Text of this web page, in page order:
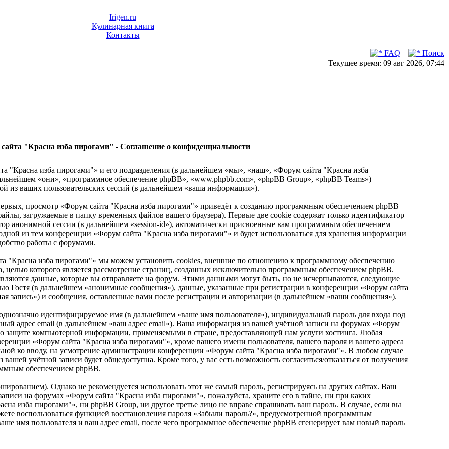
Irigen.ru
Кулинарная книга
Контакты
FAQ
Поиск
Текущее время: 09 авг 2026, 07:44
"Красна изба пирогами" - Соглашение о конфиденциальности
"Красна изба пирогами"» и его подразделения (в дальнейшем «мы», «наш», «Форум сайта "Красна изба
«они», «программное обеспечение phpBB», «www.phpbb.com», «phpBB Group», «phpBB Teams»)
ваших пользовательских сессий (в дальнейшем «ваша информация»).
просмотр «Форум сайта "Красна изба пирогами"» приведёт к созданию программным обеспечением phpBB
загружаемые в папку временных файлов вашего браузера). Первые две cookie содержат только идентификатор
анонимной сессии (в дальнейшем «session-id»), автоматически присвоенные вам программным обеспечением
из тем конференции «Форум сайта "Красна изба пирогами"» и будет использоваться для хранения информации
работы с форумами.
"Красна изба пирогами"» мы можем установить cookies, внешние по отношению к программному обеспечению
целью которого является рассмотрение страниц, созданных исключительно программным обеспечением phpBB.
данные, которые вы отправляете на форум. Этими данными могут быть, но не исчерпываются, следующие
Гостя (в дальнейшем «анонимные сообщения»), данные, указанные при регистрации в конференции «Форум сайта
запись») и сообщения, оставленные вами после регистрации и авторизации (в дальнейшем «ваши сообщения»).
идентифицируемое имя (в дальнейшем «ваше имя пользователя»), индивидуальный пароль для входа под
адрес email (в дальнейшем «ваш адрес email»). Ваша информация из вашей учётной записи на форумах «Форум
защите компьютерной информации, применяемыми в стране, предоставляющей нам услуги хостинга. Любая
«Форум сайта "Красна изба пирогами"», кроме вашего имени пользователя, вашего пароля и вашего адреса
ко вводу, на усмотрение администрации конференции «Форум сайта "Красна изба пирогами"». В любом случае
учётной записи будет общедоступна. Кроме того, у вас есть возможность согласиться/отказаться от получения
обеспечением phpBB.
Однако не рекомендуется использовать этот же самый пароль, регистрируясь на других сайтах. Ваш
на форумах «Форум сайта "Красна изба пирогами"», пожалуйста, храните его в тайне, ни при каких
изба пирогами"», ни phpBB Group, ни другое третье лицо не вправе спрашивать ваш пароль. В случае, если вы
воспользоваться функцией восстановления пароля «Забыли пароль?», предусмотренной программным
имя пользователя и ваш адрес email, после чего программное обеспечение phpBB сгенерирует вам новый пароль